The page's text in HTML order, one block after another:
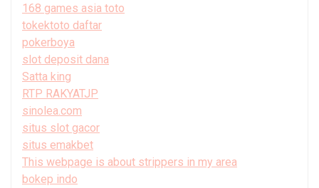
168 games asia toto
tokektoto daftar
pokerboya
slot deposit dana
Satta king
RTP RAKYATJP
sinolea.com
situs slot gacor
situs emakbet
This webpage is about strippers in my area
bokep indo